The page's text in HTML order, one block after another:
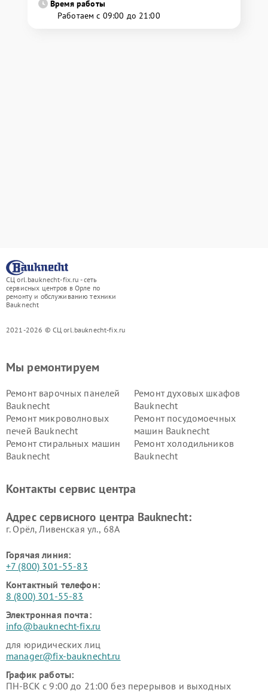
Время работы
Работаем с 09:00 до 21:00
СЦ orl.bauknecht-fix.ru - сеть
сервисных центров в Орле по
ремонту и обслуживанию техники
Bauknecht
2021-2026 © СЦ orl.bauknecht-fix.ru
Мы ремонтируем
Ремонт варочных панелей
Bauknecht
Ремонт духовых шкафов
Bauknecht
Ремонт микроволновых
печей Bauknecht
Ремонт посудомоечных
машин Bauknecht
Ремонт стиральных машин
Bauknecht
Ремонт холодильников
Bauknecht
Контакты сервис центра
Адрес сервисного центра Bauknecht:
г. Орёл, Ливенская ул., 68А
Горячая линия:
+7 (800) 301-55-83
Контактный телефон:
8 (800) 301-55-83
Электронная почта:
info@bauknecht-fix.ru
для юридических лиц
manager@fix-bauknecht.ru
График работы:
ПН-ВСК с 9:00 до 21:00 без перерывов и выходных